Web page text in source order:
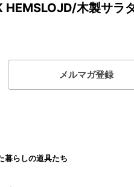
木製サラ
メルマガ登録
暮らしの道具たち